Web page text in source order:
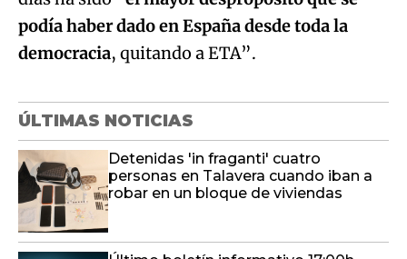
podía haber dado en España desde toda la
democracia, quitando a ETA”.
ÚLTIMAS NOTICIAS
Detenidas 'in fraganti' cuatro
personas en Talavera cuando iban a
robar en un bloque de viviendas